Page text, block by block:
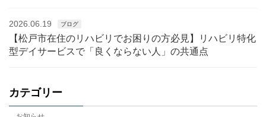
2026.06.19 ブログ
【松戸市在住のリハビリでお困りの方必見】リハビリ特化
型デイサービスで「良くならない人」の共通点
カテゴリー